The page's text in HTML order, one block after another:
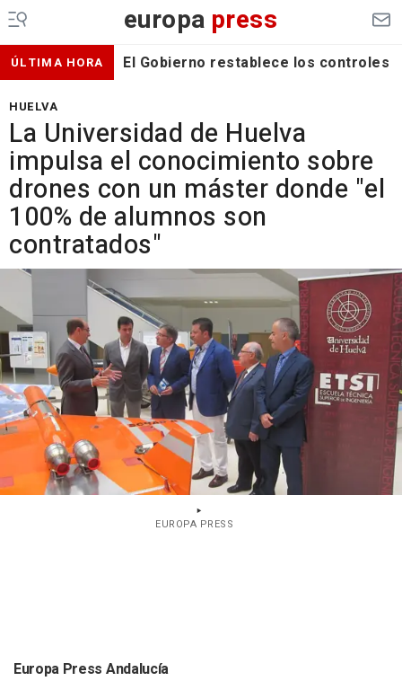
europa press
ÚLTIMA HORA El Gobierno restablece los
HUELVA
La Universidad de Huelva
impulsa el conocimiento sobre
drones con un máster donde "el
100% de alumnos son
contratados"
EUROPA PRESS
Europa Press Andalucía